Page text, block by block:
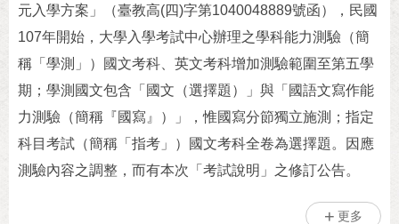
元入學方案」（臺教高(四)字第1040048889號函），民國
107年開始，大學入學考試中心辦理之學科能力測驗（簡
稱「學測」）國文考科、英文考科增加測驗範圍至第五學
期；學測國文包含「國文（選擇題）」與「國語文寫作能
力測驗（簡稱『國寫』）」，惟國寫分節獨立施測；指定
科目考試（簡稱「指考」）國文考科全卷為選擇題。因應
測驗內容之調整，而有本次「考試說明」之修訂公告。
更多